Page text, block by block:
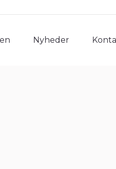
Nyheder
Nyheder